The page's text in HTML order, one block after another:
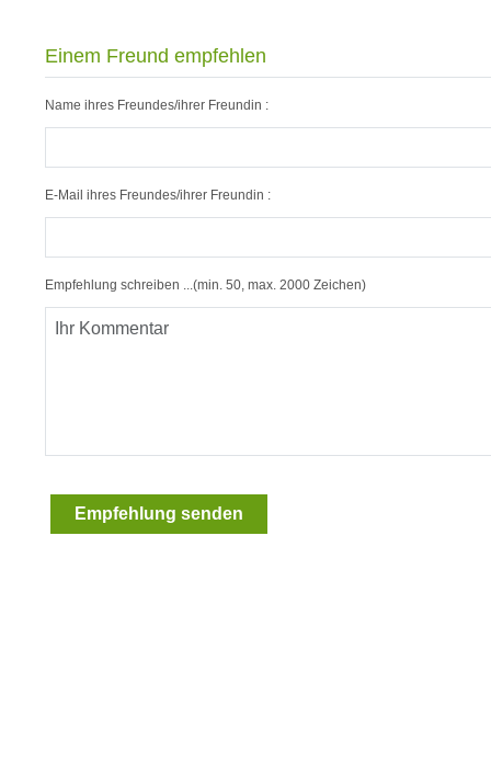
Einem Freund empfehlen
Name ihres Freundes/ihrer Freundin :
E-Mail ihres Freundes/ihrer Freundin :
Empfehlung schreiben ...(min. 50, max. 2000 Zeichen)
Empfehlung senden